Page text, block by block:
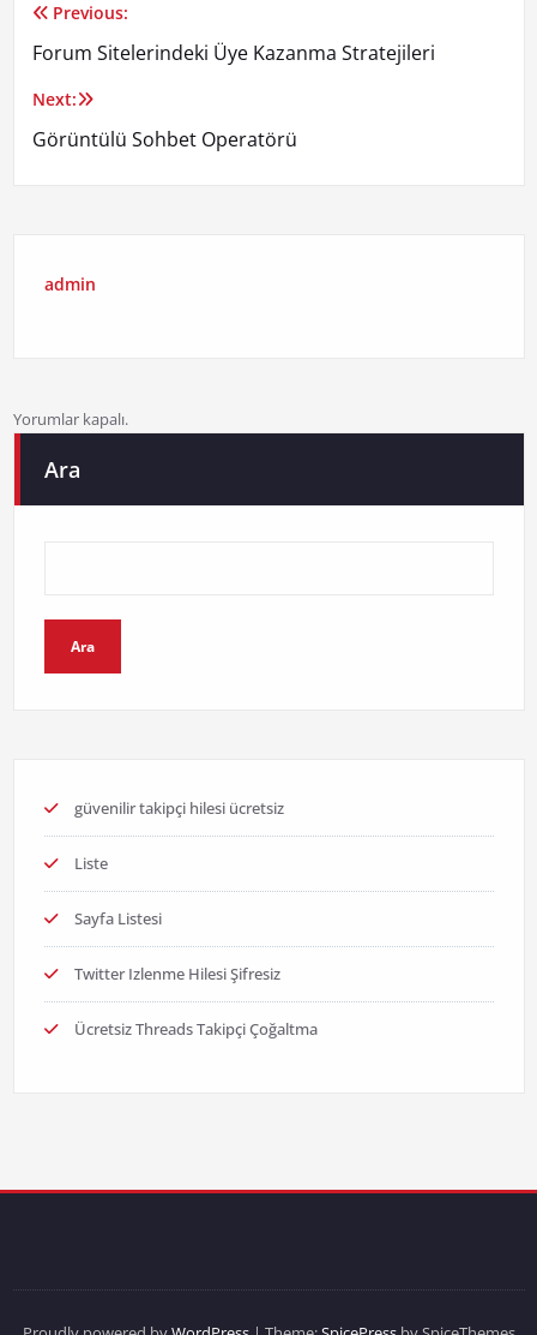
Yazı
gezinmesi
Previous:
Forum Sitelerindeki Üye Kazanma Stratejileri
Next:
Görüntülü Sohbet Operatörü
admin
Yorumlar kapalı.
Ara
Ara
güvenilir takipçi hilesi ücretsiz
Liste
Sayfa Listesi
Twitter Izlenme Hilesi Şifresiz
Ücretsiz Threads Takipçi Çoğaltma